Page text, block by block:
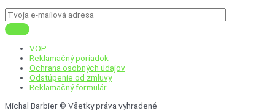
VOP
Reklamačný poriadok
Ochrana osobných údajov
Odstúpenie od zmluvy
Reklamačný formulár
Michal Barbier © Všetky práva vyhradené